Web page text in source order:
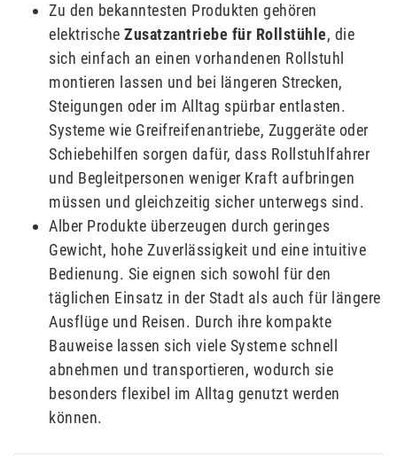
Zu den bekanntesten Produkten gehören
elektrische Zusatzantriebe für Rollstühle, die
sich einfach an einen vorhandenen Rollstuhl
montieren lassen und bei längeren Strecken,
Steigungen oder im Alltag spürbar entlasten.
Systeme wie Greifreifenantriebe, Zuggeräte oder
Schiebehilfen sorgen dafür, dass Rollstuhlfahrer
und Begleitpersonen weniger Kraft aufbringen
müssen und gleichzeitig sicher unterwegs sind.
Alber Produkte überzeugen durch geringes
Gewicht, hohe Zuverlässigkeit und eine intuitive
Bedienung. Sie eignen sich sowohl für den
täglichen Einsatz in der Stadt als auch für längere
Ausflüge und Reisen. Durch ihre kompakte
Bauweise lassen sich viele Systeme schnell
abnehmen und transportieren, wodurch sie
besonders flexibel im Alltag genutzt werden
können.